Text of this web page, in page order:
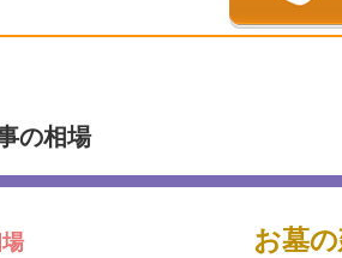
の相場
お墓